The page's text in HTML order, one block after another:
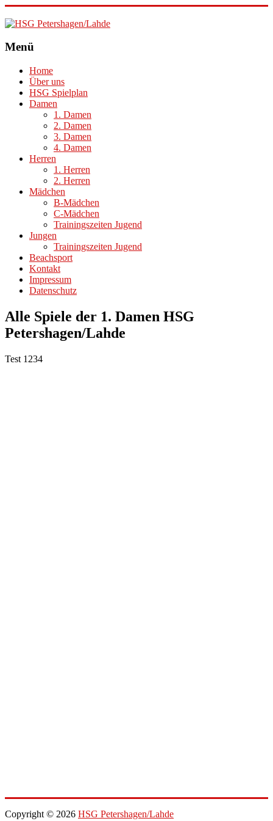
HSG
Menü
Home
Über uns
HSG Spielplan
Damen
1. Damen
2. Damen
3. Damen
4. Damen
Herren
1. Herren
2. Herren
Mädchen
B-Mädchen
C-Mädchen
Trainingszeiten Jugend
Jungen
Trainingszeiten Jugend
Beachsport
Kontakt
Impressum
Datenschutz
Alle Spiele der 1. Damen HSG
Petershagen/Lahde
Test 1234
Copyright © 2026 HSG Petershagen/Lahde